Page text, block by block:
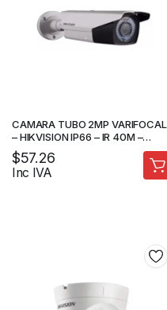
CAMARA TUBO 2MP VARIFOCAL
– HIKVISION IP66 – IR 40M –
CAMARA DE SEGURIDAD
$57.26
Inc IVA